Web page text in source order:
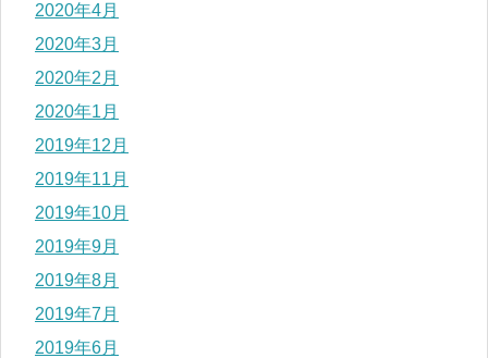
2020年4月
2020年3月
2020年2月
2020年1月
2019年12月
2019年11月
2019年10月
2019年9月
2019年8月
2019年7月
2019年6月